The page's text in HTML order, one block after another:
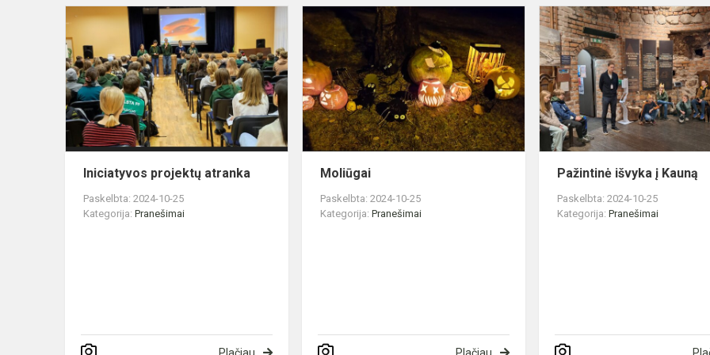
Iniciatyvos
projektų
atranka
Iniciatyvos projektų atranka
Paskelbta: 2024-10-25
Kategorija: Pranešimai
Moliūgai
Moliūgai
Paskelbta: 2024-10-25
Kategorija:Pranešimai
Pažintinė išvyka į Kauną
Paskelbta: 2024-10-25
Kategorija:Pranešimai